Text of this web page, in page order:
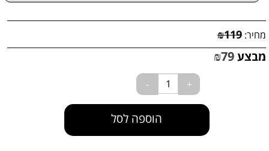
מחיר: ₪119
מבצע ₪79
הוספה לסל